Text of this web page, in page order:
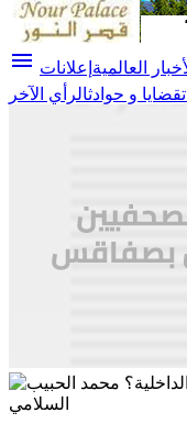
menu العالمية إعلانات
قضايا و حوادثالرأي الآخر